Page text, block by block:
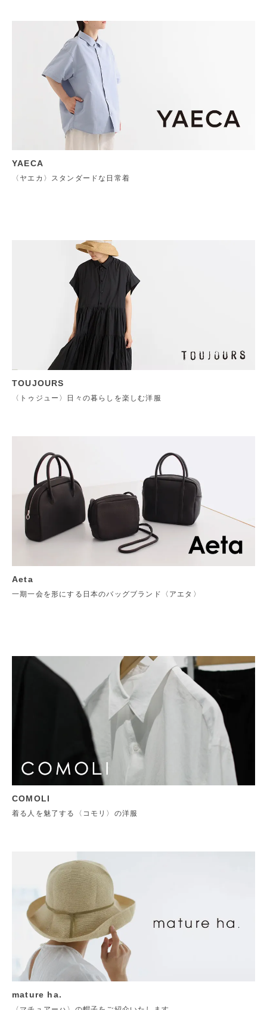
YAECA
〈ヤエカ〉スタンダードな日常着
TOUJOURS
〈トゥジュー〉日々の暮らしを楽しむ洋服
Aeta
一期一会を形にする日本のバッグブランド〈アエタ〉
COMOLI
着る人を魅了する〈コモリ〉の洋服
mature ha.